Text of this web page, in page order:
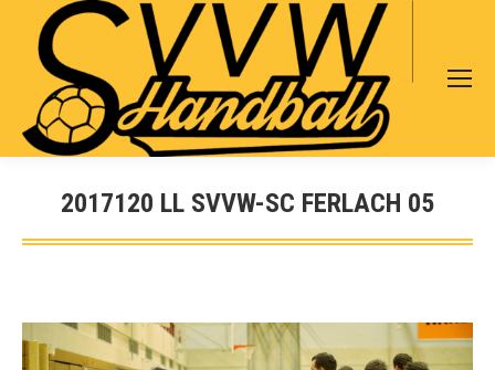
Search:
2017120 LL SVVW-SC FERLACH 05
Sie befinden sich hier: